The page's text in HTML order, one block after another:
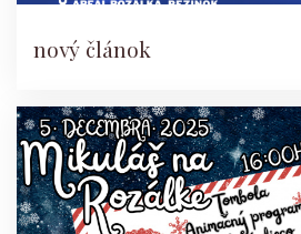
nový článok